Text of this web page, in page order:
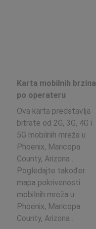
Karta mobilnih brzina
po operateru
Ova karta predstavlja
bitrate od 2G, 3G, 4G i
5G mobilnih mreža u
Phoenix, Maricopa
County, Arizona .
Pogledajte također:
mapa pokrivenosti
mobilnih mreža u
Phoenix, Maricopa
County, Arizona .